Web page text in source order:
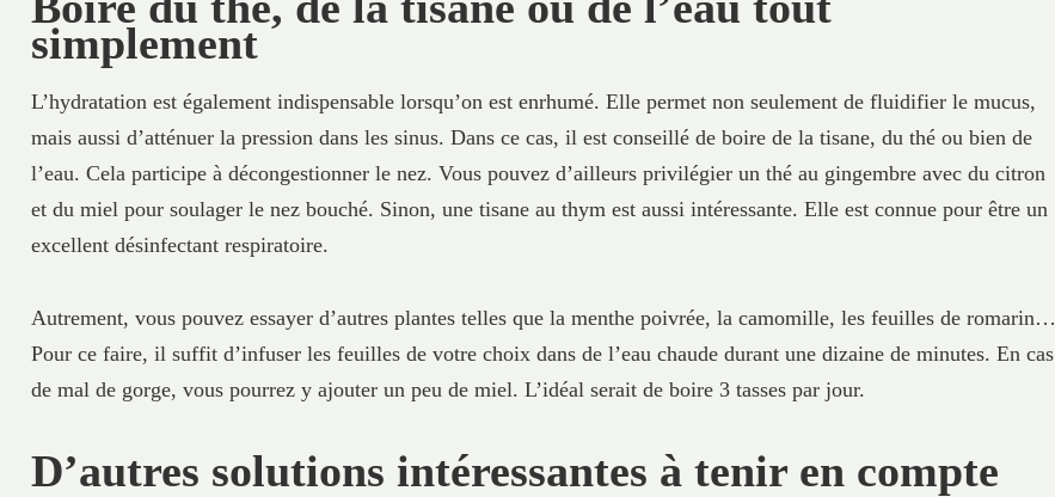
simplement
L’hydratation est également indispensable lorsqu’on est enrhumé. Elle permet non seulement de fluidifier le mucus,
mais aussi d’atténuer la pression dans les sinus. Dans ce cas, il est conseillé de boire de la tisane, du thé ou bien de
l’eau. Cela participe à décongestionner le nez. Vous pouvez d’ailleurs privilégier un thé au gingembre avec du citron
et du miel pour soulager le nez bouché. Sinon, une tisane au thym est aussi intéressante. Elle est connue pour être un
excellent désinfectant respiratoire.
Autrement, vous pouvez essayer d’autres plantes telles que la menthe poivrée, la camomille, les feuilles de romarin…
Pour ce faire, il suffit d’infuser les feuilles de votre choix dans de l’eau chaude durant une dizaine de minutes. En cas
de mal de gorge, vous pourrez y ajouter un peu de miel. L’idéal serait de boire 3 tasses par jour.
D’autres solutions intéressantes à tenir en compte